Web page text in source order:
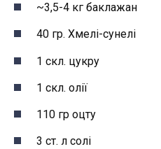
~3,5-4 кг баклажан
40 гр. Хмелі-сунелі
1 скл. цукру
1 скл. олії
110 гр оцту
3 ст. л солі